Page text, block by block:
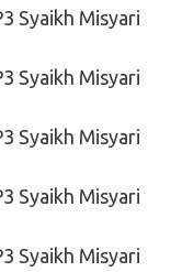
Syaikh Misyari
Syaikh Misyari
Syaikh Misyari
Syaikh Misyari
Syaikh Misyari